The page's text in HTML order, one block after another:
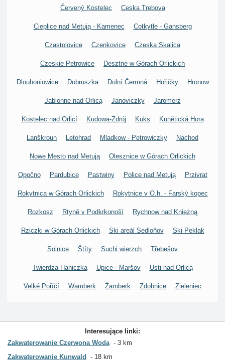
Červený Kostelec Ceska Trebova
Cieplice nad Metują - Kamenec Cotkytle - Gansberg
Czastolovice Czenkovice Czeska Skalica
Czeskie Petrowice Desztne w Górach Orlickich
Dlouhoniowice Dobruszka Dolní Čermná Hořičky Hronow
Jablonne nad Orlicą Janoviczky Jaromerz
Kostelec nad Orlicí Kudowa-Zdrój Kuks Kunětická Hora
Lanškroun Letohrad Mladkow - Petrowiczky Nachod
Nowe Mesto nad Metują Olesznice w Górach Orlickich
Opočno Pardubice Pastwiny Police nad Metują Przivrat
Rokytnica w Górach Orlickich Rokytnice v O.h. - Farský kopec
Rozkosz Rtyně v Podkrkonoší Rychnow nad Knieżną
Rziczki w Górach Orlickich Ski areál Sedloňov Ski Peklak
Solnice Štíty Suchi wierzch Třebešov
Twierdza Haniczka Upice - Maršov Usti nad Orlicą
Velké Poříčí Wamberk Żamberk Zdobnice Zieleniec
Interesujące linki:
Zakwaterowanie Czerwona Woda
3 km
Zakwaterowanie Kunwald
18 km